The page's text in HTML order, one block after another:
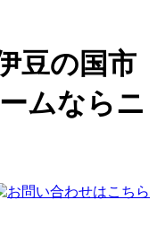
豆の国市
ムならニ